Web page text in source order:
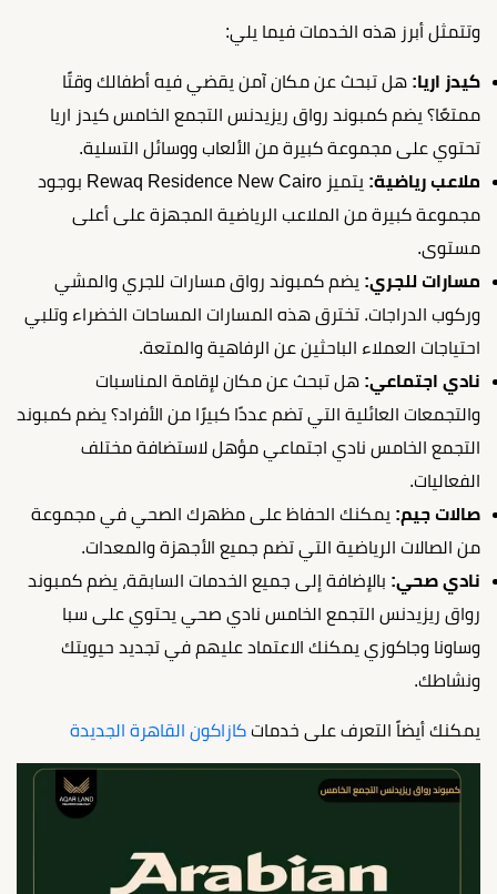
وتتمثل أبرز هذه الخدمات فيما يلي:
كيدز اريا: هل تبحث عن مكان آمن يقضي فيه أطفالك وقتًا
ممتعًا؟ يضم كمبوند رواق ريزيدنس التجمع الخامس كيدز اريا
تحتوي على مجموعة كبيرة من الألعاب ووسائل التسلية.
ملاعب رياضية:
يتميز Rewaq Residence New Cairo بوجود
مجموعة كبيرة من الملاعب الرياضية المجهزة على أعلى
مستوى.
مسارات للجري: يضم كمبوند رواق مسارات للجري والمشي
وركوب الدراجات. تخترق هذه المسارات المساحات الخضراء وتلبي
احتياجات العملاء الباحثين عن الرفاهية والمتعة.
نادي اجتماعي: هل تبحث عن مكان لإقامة المناسبات
والتجمعات العائلية التي تضم عددًا كبيرًا من الأفراد؟ يضم كمبوند
التجمع الخامس نادي اجتماعي مؤهل لاستضافة مختلف
الفعاليات.
صالات جيم: يمكنك الحفاظ على مظهرك الصحي في مجموعة
من الصالات الرياضية التي تضم جميع الأجهزة والمعدات.
نادي صحي: بالإضافة إلى جميع الخدمات السابقة، يضم كمبوند
رواق ريزيدنس التجمع الخامس نادي صحي يحتوي على سبا
وساونا وجاكوزي يمكنك الاعتماد عليهم في تجديد حيويتك
ونشاطك.
يمكنك أيضاً التعرف على خدمات كازاكون القاهرة الجديدة